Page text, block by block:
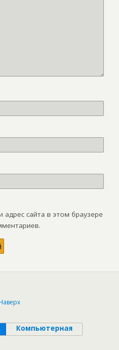
сайта в этом браузере
Компьютерная